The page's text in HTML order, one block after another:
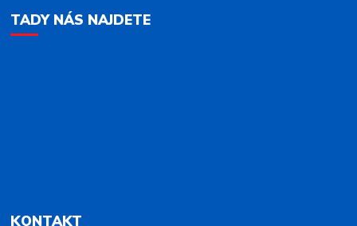
TADY NÁS NAJDETE
KONTAKT